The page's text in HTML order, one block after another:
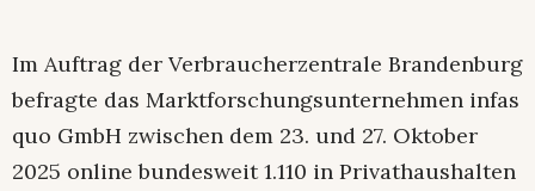
Im Auftrag der Verbraucherzentrale Brandenburg
befragte das Marktforschungsunternehmen infas
quo GmbH zwischen dem 23. und 27. Oktober
2025 online bundesweit 1.110 in Privathaushalten